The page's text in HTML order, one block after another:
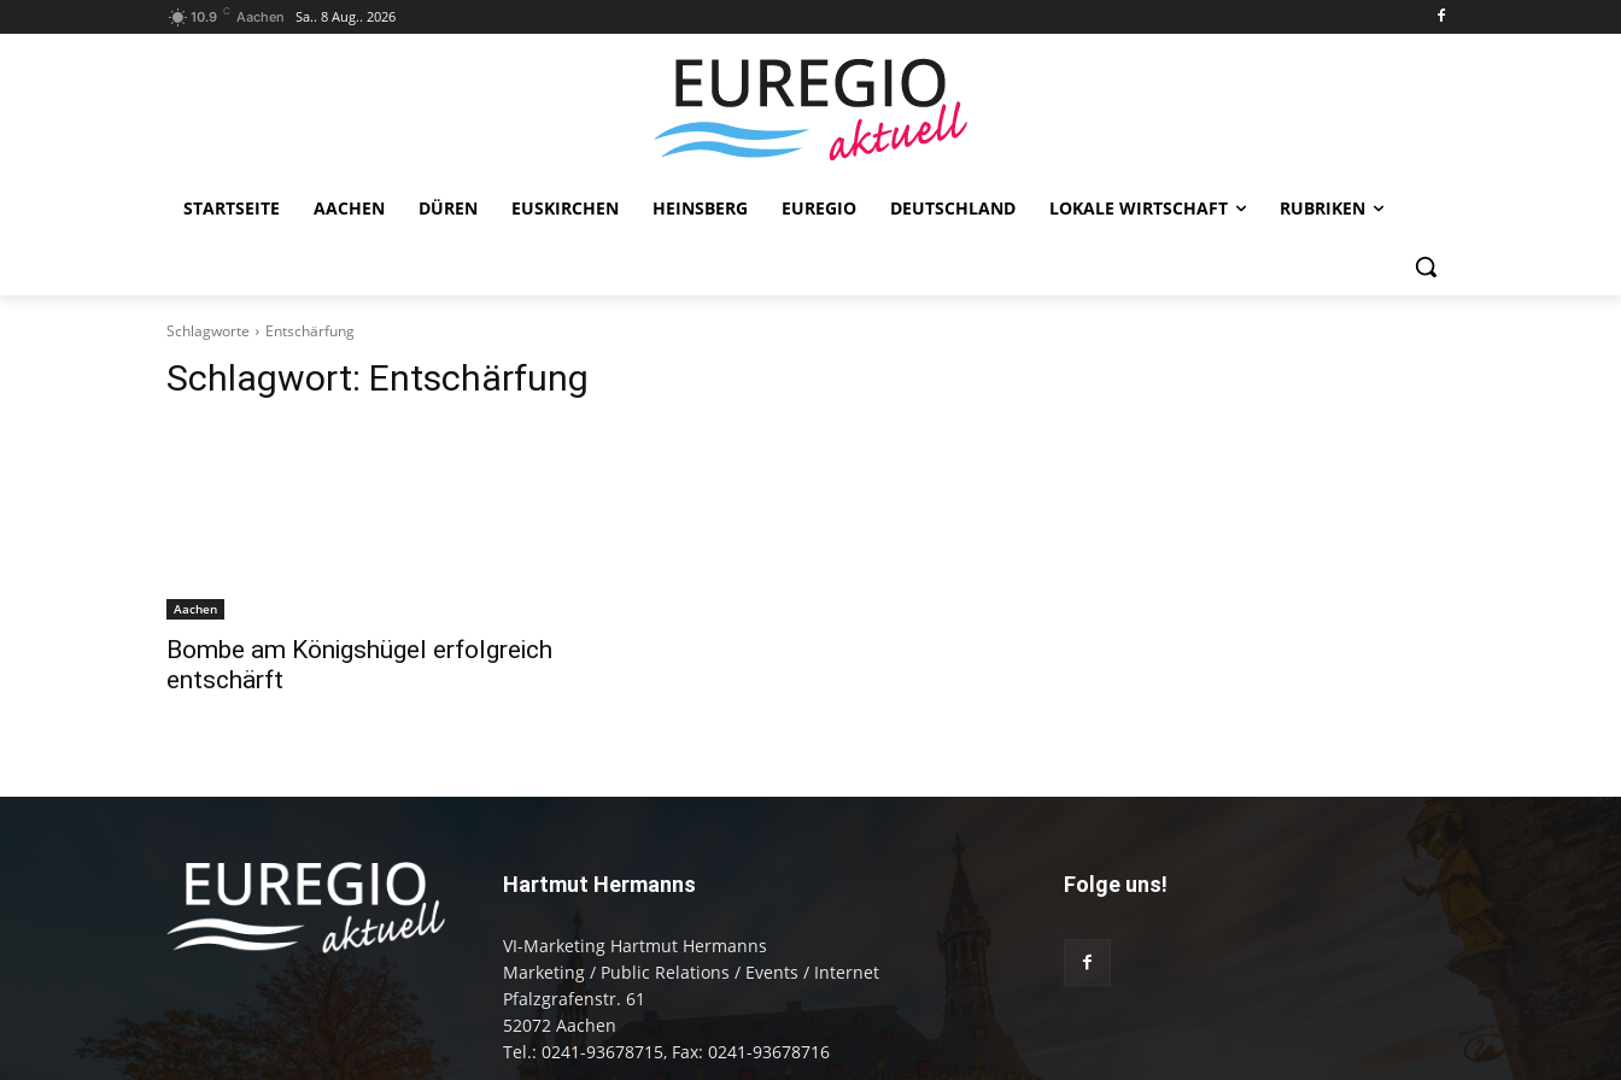
10.9 C Aachen Sa.. 8 Aug.. 2026
STARTSEITE AACHEN DÜREN EUSKIRCHEN HEINSBERG EUREGIO DEUTSCHLAND LOKALE WIRTSCHAFT RUBRIKEN
Schlagworte Entschärfung
Schlagwort: Entschärfung
Aachen
Bombe am Königshügel erfolgreich
entschärft
Hartmut Hermanns
VI-Marketing Hartmut Hermanns
Marketing / Public Relations / Events / Internet
Pfalzgrafenstr. 61
52072 Aachen
Tel.: 0241-93678715, Fax: 0241-93678716
Folge uns!